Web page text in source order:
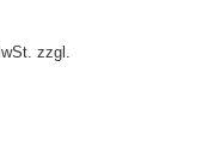
zzgl.